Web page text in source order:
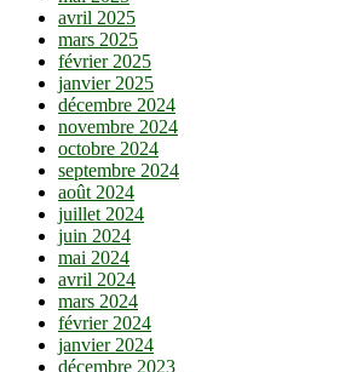
avril 2025
mars 2025
février 2025
janvier 2025
décembre 2024
novembre 2024
octobre 2024
septembre 2024
août 2024
juillet 2024
juin 2024
mai 2024
avril 2024
mars 2024
février 2024
janvier 2024
décembre 2023